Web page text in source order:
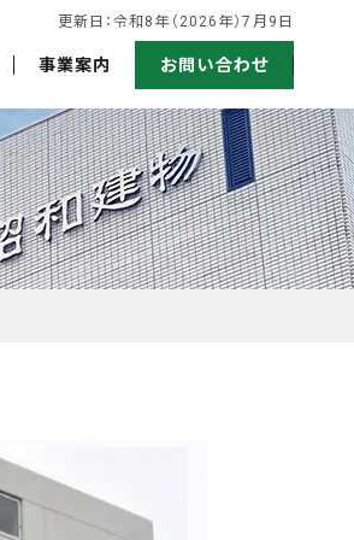
事業案内 お問い合わせ
更新日：令和8年（2026年）7月9日